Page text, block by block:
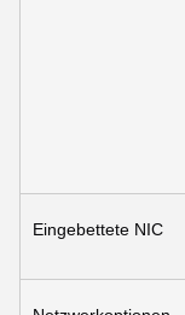
Eingebettete NIC